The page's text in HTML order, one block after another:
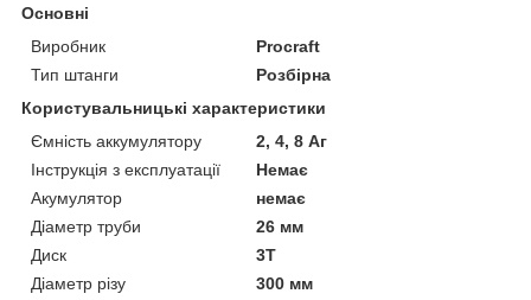
Основні
Виробник
Procraft
Тип штанги
Розбірна
Користувальницькі характеристики
Ємність аккумулятору
2, 4, 8 Аг
Інструкція з експлуатації
Немає
Акумулятор
немає
Діаметр труби
26 мм
Диск
3Т
Діаметр різу
300 мм